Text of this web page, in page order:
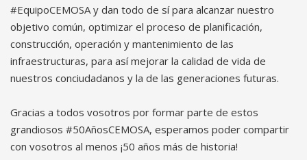
#EquipoCEMOSA y dan todo de sí para alcanzar nuestro
objetivo común, optimizar el proceso de planificación,
construcción, operación y mantenimiento de las
infraestructuras, para así mejorar la calidad de vida de
nuestros conciudadanos y la de las generaciones futuras.
Gracias a todos vosotros por formar parte de estos
grandiosos #50AñosCEMOSA, esperamos poder compartir
con vosotros al menos ¡50 años más de historia!